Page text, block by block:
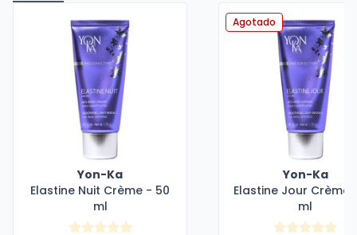
Yon-Ka
Elastine Nuit Crème - 50
ml
Agotado
Yon-Ka
Elastine Jour Crème
ml